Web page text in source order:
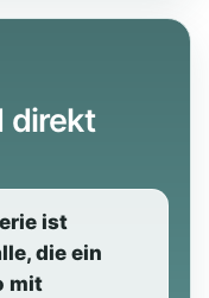
direkt
ist
die ein
mit